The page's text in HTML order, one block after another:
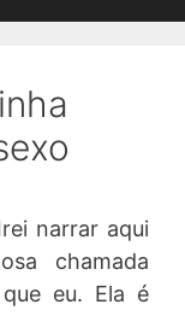
narrar aqui
chamada
eu. Ela é